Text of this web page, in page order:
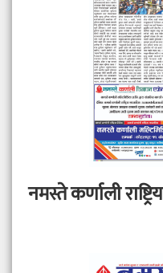
नमस्ते कर्णाली